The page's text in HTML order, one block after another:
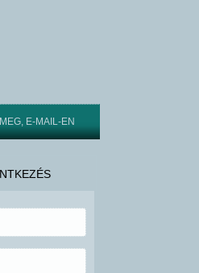
E-MAIL-EN